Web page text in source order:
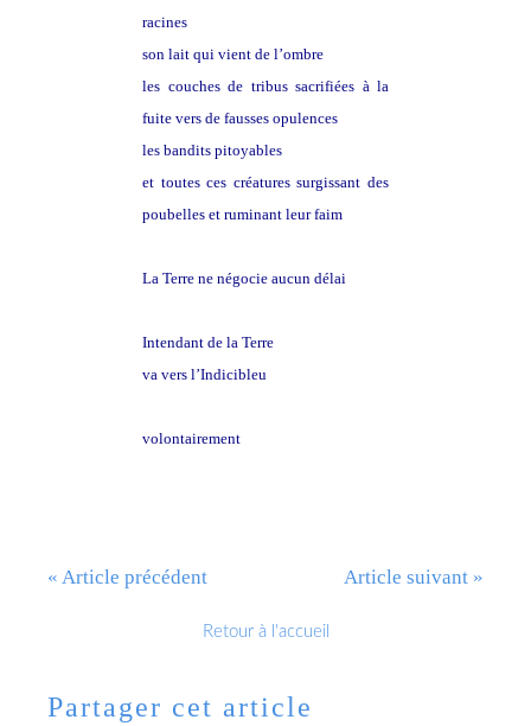
racines
son lait qui vient de l’ombre
les couches de tribus sacrifiées à la
fuite vers de fausses opulences
les bandits pitoyables
et toutes ces créatures surgissant des
poubelles et ruminant leur faim
La Terre ne négocie aucun délai
Intendant de la Terre
va vers l’Indicibleu
volontairement
« Article précédent Article suivant »
Retour à l'accueil
Partager cet article